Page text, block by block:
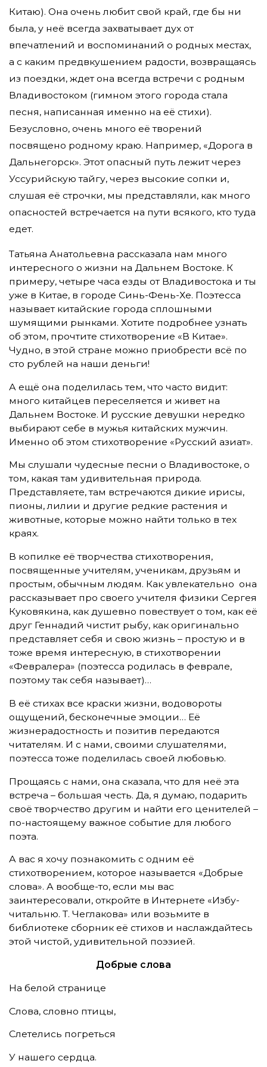
Китаю). Она очень любит свой край, где бы ни
была, у неё всегда захватывает дух от
впечатлений и воспоминаний о родных местах,
а с каким предвкушением радости, возвращаясь
из поездки, ждет она всегда встречи с родным
Владивостоком (гимном этого города стала
песня, написанная именно на её стихи).
Безусловно, очень много её творений
посвящено родному краю. Например, «Дорога в
Дальнегорск». Этот опасный путь лежит через
Уссурийскую тайгу, через высокие сопки и,
слушая её строчки, мы представляли, как много
опасностей встречается на пути всякого, кто туда
едет.
Татьяна Анатольевна рассказала нам много
интересного о жизни на Дальнем Востоке. К
примеру, четыре часа езды от Владивостока и ты
уже в Китае, в городе Синь-Фень-Хе. Поэтесса
называет китайские города сплошными
шумящими рынками. Хотите подробнее узнать
об этом, прочтите стихотворение «В Китае».
Чудно, в этой стране можно приобрести всё по
сто рублей на наши деньги!
А ещё она поделилась тем, что часто видит:
много китайцев переселяется и живет на
Дальнем Востоке. И русские девушки нередко
выбирают себе в мужья китайских мужчин.
Именно об этом стихотворение «Русский азиат».
Мы слушали чудесные песни о Владивостоке, о
том, какая там удивительная природа.
Представляете, там встречаются дикие ирисы,
пионы, лилии и другие редкие растения и
животные, которые можно найти только в тех
краях.
В копилке её творчества стихотворения,
посвященные учителям, ученикам, друзьям и
простым, обычным людям. Как увлекательно она
рассказывает про своего учителя физики Сергея
Куковякина, как душевно повествует о том, как её
друг Геннадий чистит рыбу, как оригинально
представляет себя и свою жизнь – простую и в
тоже время интересную, в стихотворении
«Февралера» (поэтесса родилась в феврале,
поэтому так себя называет)…
В её стихах все краски жизни, водовороты
ощущений, бесконечные эмоции… Её
жизнерадостность и позитив передаются
читателям. И с нами, своими слушателями,
поэтесса тоже поделилась своей любовью.
Прощаясь с нами, она сказала, что для неё эта
встреча – большая честь. Да, я думаю, подарить
своё творчество другим и найти его ценителей –
по-настоящему важное событие для любого
поэта.
А вас я хочу познакомить с одним её
стихотворением, которое называется «Добрые
слова». А вообще-то, если мы вас
заинтересовали, откройте в Интернете «Избу-
читальню. Т. Чеглакова» или возьмите в
библиотеке сборник её стихов и наслаждайтесь
этой чистой, удивительной поэзией.
Добрые слова
На белой странице
Слова, словно птицы,
Слетелись погреться
У нашего сердца.